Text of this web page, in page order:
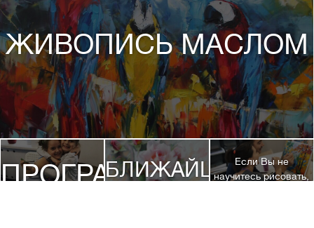
ЖИВОПИСЬ МАСЛОМ
ПРОГРАММЫ
БЛИЖАЙШИЕЕсли Вы не
научитесь рисовать,